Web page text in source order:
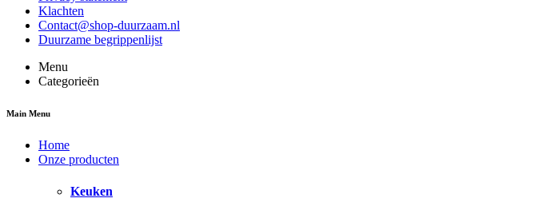
Klachten
Contact@shop-duurzaam.nl
Duurzame begrippenlijst
Menu
Categorieën
Main Menu
Home
Onze producten
Keuken